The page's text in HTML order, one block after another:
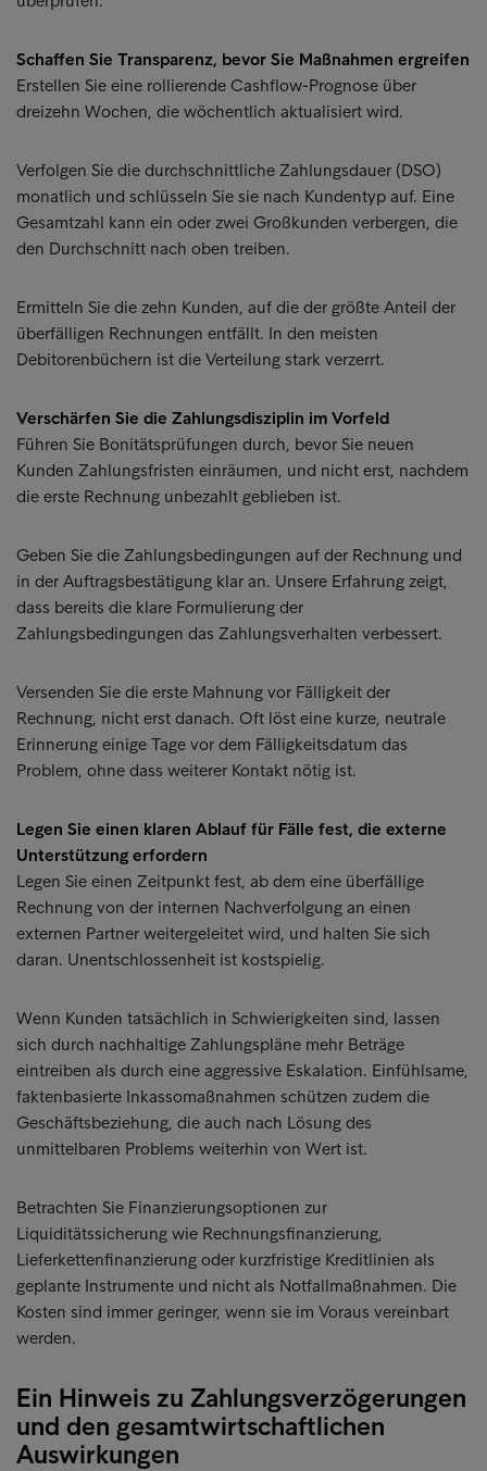
Schaffen Sie Transparenz, bevor Sie Maßnahmen ergreifen
Erstellen Sie eine rollierende Cashflow-Prognose über
dreizehn Wochen, die wöchentlich aktualisiert wird.
Verfolgen Sie die durchschnittliche Zahlungsdauer (DSO)
monatlich und schlüsseln Sie sie nach Kundentyp auf. Eine
Gesamtzahl kann ein oder zwei Großkunden verbergen, die
den Durchschnitt nach oben treiben.
Ermitteln Sie die zehn Kunden, auf die der größte Anteil der
überfälligen Rechnungen entfällt. In den meisten
Debitorenbüchern ist die Verteilung stark verzerrt.
Verschärfen Sie die Zahlungsdisziplin im Vorfeld
Führen Sie Bonitätsprüfungen durch, bevor Sie neuen
Kunden Zahlungsfristen einräumen, und nicht erst, nachdem
die erste Rechnung unbezahlt geblieben ist.
Geben Sie die Zahlungsbedingungen auf der Rechnung und
in der Auftragsbestätigung klar an. Unsere Erfahrung zeigt,
dass bereits die klare Formulierung der
Zahlungsbedingungen das Zahlungsverhalten verbessert.
Versenden Sie die erste Mahnung vor Fälligkeit der
Rechnung, nicht erst danach. Oft löst eine kurze, neutrale
Erinnerung einige Tage vor dem Fälligkeitsdatum das
Problem, ohne dass weiterer Kontakt nötig ist.
Legen Sie einen klaren Ablauf für Fälle fest, die externe
Unterstützung erfordern
Legen Sie einen Zeitpunkt fest, ab dem eine überfällige
Rechnung von der internen Nachverfolgung an einen
externen Partner weitergeleitet wird, und halten Sie sich
daran. Unentschlossenheit ist kostspielig.
Wenn Kunden tatsächlich in Schwierigkeiten sind, lassen
sich durch nachhaltige Zahlungspläne mehr Beträge
eintreiben als durch eine aggressive Eskalation. Einfühlsame,
faktenbasierte Inkassomaßnahmen schützen zudem die
Geschäftsbeziehung, die auch nach Lösung des
unmittelbaren Problems weiterhin von Wert ist.
Betrachten Sie Finanzierungsoptionen zur
Liquiditätssicherung wie Rechnungsfinanzierung,
Lieferkettenfinanzierung oder kurzfristige Kreditlinien als
geplante Instrumente und nicht als Notfallmaßnahmen. Die
Kosten sind immer geringer, wenn sie im Voraus vereinbart
werden.
Ein Hinweis zu Zahlungsverzögerungen
und den gesamtwirtschaftlichen
Auswirkungen